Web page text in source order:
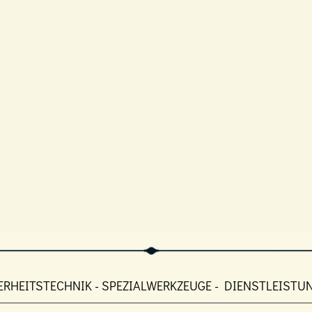
- SPEZIALWERKZEUGE -